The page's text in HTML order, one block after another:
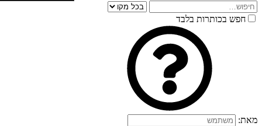
חפש בכותרות בלבד
מאת: